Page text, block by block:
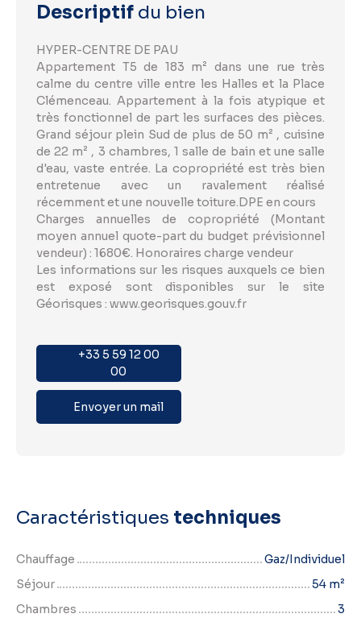
Descriptif du bien
HYPER-CENTRE DE PAU
Appartement T5 de 183 m² dans une rue très
calme du centre ville entre les Halles et la Place
Clémenceau. Appartement à la fois atypique et
très fonctionnel de part les surfaces des pièces.
Grand séjour plein Sud de plus de 50 m² , cuisine
de 22 m² , 3 chambres, 1 salle de bain et une salle
d'eau, vaste entrée. La copropriété est très bien
entretenue avec un ravalement réalisé
récemment et une nouvelle toiture.DPE en cours
Charges annuelles de copropriété (Montant
moyen annuel quote-part du budget prévisionnel
vendeur) : 1680€. Honoraires charge vendeur
Les informations sur les risques auxquels ce bien
est exposé sont disponibles sur le site
Géorisques : www.georisques.gouv.fr
+33 5 59 12 00
00
Envoyer un mail
Caractéristiques techniques
Chauffage
Gaz/Individuel
Séjour
54 m²
Chambres
3